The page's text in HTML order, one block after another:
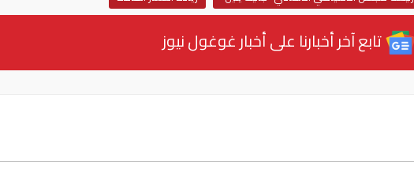
تابع آخر أخبارنا على أخبار غوغول نيوز